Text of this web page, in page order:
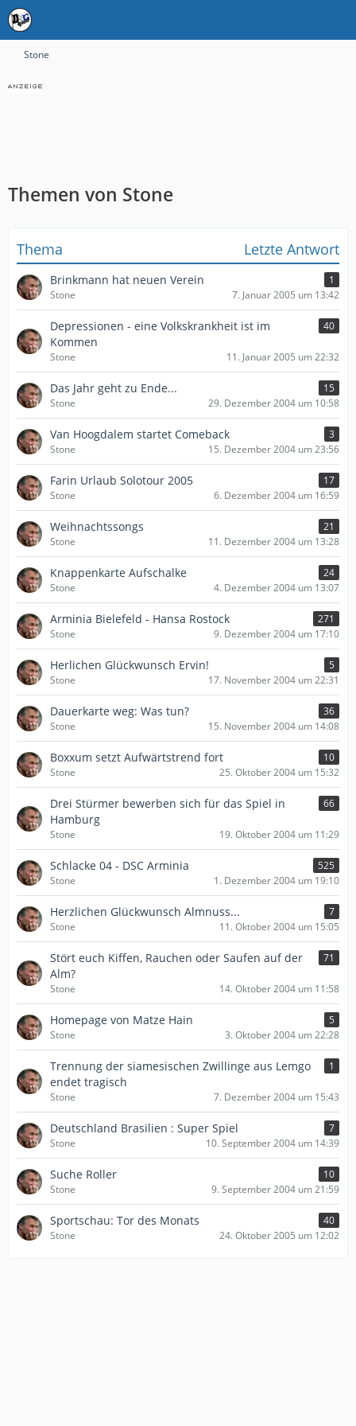
Stone
Themen von Stone
Thema Letzte Antwort
Brinkmann hat neuen Verein
1
Stone
7. Januar 2005 um 13:42
Depressionen - eine Volkskrankheit ist im
Kommen
40
Stone 11. Januar 2005 um 22:32
Das Jahr geht zu Ende...
15
Stone
29. Dezember 2004 um 10:58
Van Hoogdalem startet Comeback
3
Stone
15. Dezember 2004 um 23:56
Farin Urlaub Solotour 2005
17
Stone
6. Dezember 2004 um 16:59
Weihnachtssongs
21
Stone
11. Dezember 2004 um 13:28
Knappenkarte Aufschalke
24
Stone
4. Dezember 2004 um 13:07
Arminia Bielefeld - Hansa Rostock
271
Stone
9. Dezember 2004 um 17:10
Herlichen Glückwunsch Ervin!
5
Stone
17. November 2004 um 22:31
Dauerkarte weg: Was tun?
36
Stone
15. November 2004 um 14:08
Boxxum setzt Aufwärtstrend fort
10
Stone
25. Oktober 2004 um 15:32
Drei Stürmer bewerben sich für das Spiel in
Hamburg
66
Stone 19. Oktober 2004 um 11:29
Schlacke 04 - DSC Arminia
525
Stone
1. Dezember 2004 um 19:10
Herzlichen Glückwunsch Almnuss...
7
Stone
11. Oktober 2004 um 15:05
Stört euch Kiffen, Rauchen oder Saufen auf der
Alm?
71
Stone 14. Oktober 2004 um 11:58
Homepage von Matze Hain
5
Stone
3. Oktober 2004 um 22:28
Trennung der siamesischen Zwillinge aus Lemgo
endet tragisch
1
Stone 7. Dezember 2004 um 15:43
Deutschland Brasilien : Super Spiel
7
Stone
10. September 2004 um 14:39
Suche Roller
10
Stone
9. September 2004 um 21:59
Sportschau: Tor des Monats
40
Stone
24. Oktober 2005 um 12:02